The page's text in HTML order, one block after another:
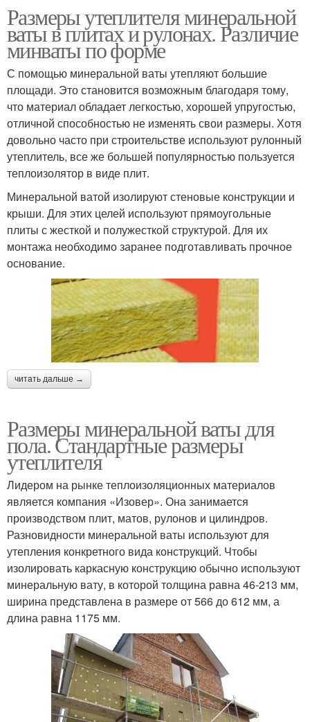
Размеры утеплителя минеральной
ваты в плитах и рулонах. Различие
минваты по форме
С помощью минеральной ваты утепляют большие
площади. Это становится возможным благодаря тому,
что материал обладает легкостью, хорошей упругостью,
отличной способностью не изменять свои размеры. Хотя
довольно часто при строительстве используют рулонный
утеплитель, все же большей популярностью пользуется
теплоизолятор в виде плит.
Минеральной ватой изолируют стеновые конструкции и
крыши. Для этих целей используют прямоугольные
плиты с жесткой и полужесткой структурой. Для их
монтажа необходимо заранее подготавливать прочное
основание.
читать дальше →
Размеры минеральной ваты для
пола. Стандартные размеры
утеплителя
Лидером на рынке теплоизоляционных материалов
является компания «Изовер». Она занимается
производством плит, матов, рулонов и цилиндров.
Разновидности минеральной ваты используют для
утепления конкретного вида конструкций. Чтобы
изолировать каркасную конструкцию обычно используют
минеральную вату, в которой толщина равна 46-213 мм,
ширина представлена в размере от 566 до 612 мм, а
длина равна 1175 мм.